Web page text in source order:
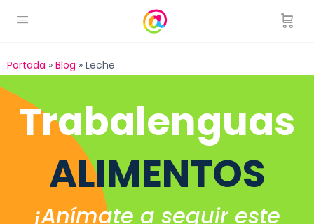
Portada » Blog » Leche
Trabalenguas
ALIMENTOS
¡Anímate a seguir este